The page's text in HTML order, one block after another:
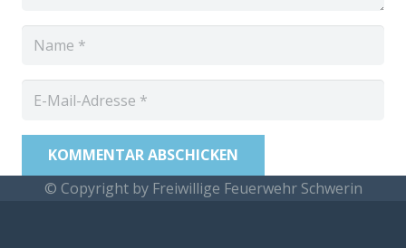
KOMMENTAR ABSCHICKEN
© Copyright by Freiwillige Feuerwehr Schwerin